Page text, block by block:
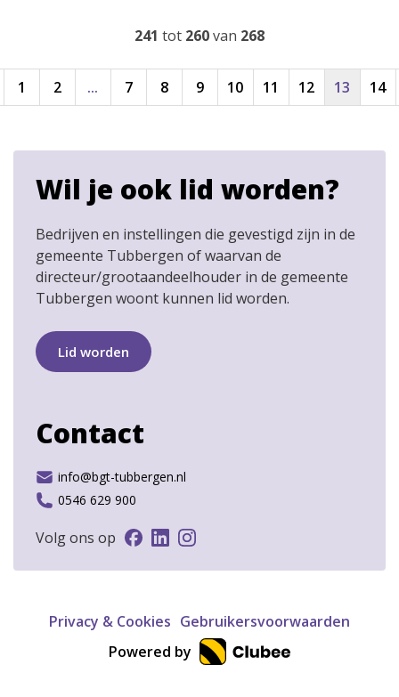
241 tot 260van 268
1 2 ... 7 8 9 10 11 12 13 14
Wil je ook lid worden?
Bedrijven en instellingen die gevestigd zijn in de
gemeente Tubbergen of waarvan de
directeur/grootaandeelhouder in de gemeente
Tubbergen woont kunnen lid worden.
Lid worden
Contact
info@bgt-tubbergen.nl
0546 629 900
Volg ons op
Privacy & Cookies Gebruikersvoorwaarden
Powered by